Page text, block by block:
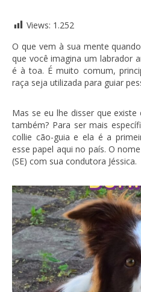
Views: 1.252
O que vem à sua mente
que você imagina um labrador
é à toa. É muito comum,
raça seja utilizada para guiar
Mas se eu lhe disser que
também? Para ser mais
collie cão-guia e ela é a
esse papel aqui no país. O
(SE) com sua condutora Jéssica.